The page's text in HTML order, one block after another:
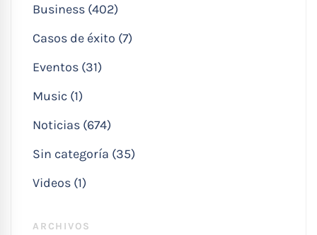
Business (402)
Casos de éxito (7)
Eventos (31)
Music (1)
Noticias (674)
Sin categoría (35)
Videos (1)
ARCHIVOS